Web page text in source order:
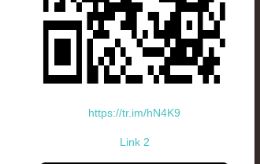
https://tr.im/hN4K9
Link 2